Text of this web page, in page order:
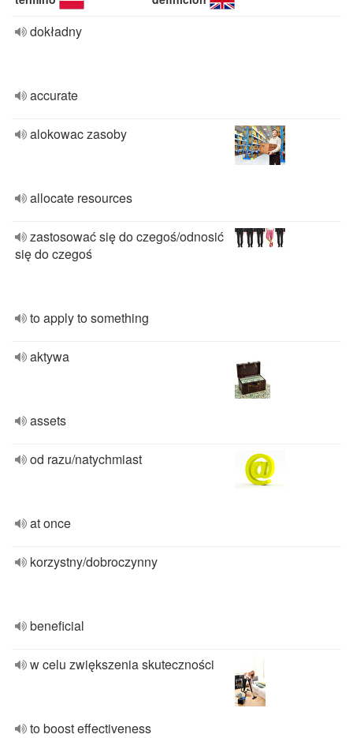
dokładny
accurate
alokowac zasoby
allocate resources
zastosować się do czegoś/odnosić
się do czegoś
to apply to something
aktywa
assets
od razu/natychmiast
at once
korzystny/dobroczynny
beneficial
w celu zwiększenia skuteczności
to boost effectiveness